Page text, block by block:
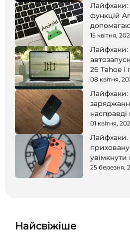
Лайфхаки:
функцій
15 квітня,
Лайфхаки:
26 Tahoe
08 квітня,
насправді
01 квітня,
Лайфхаки.
увімкнути
25 березня,
Найсвіжіше